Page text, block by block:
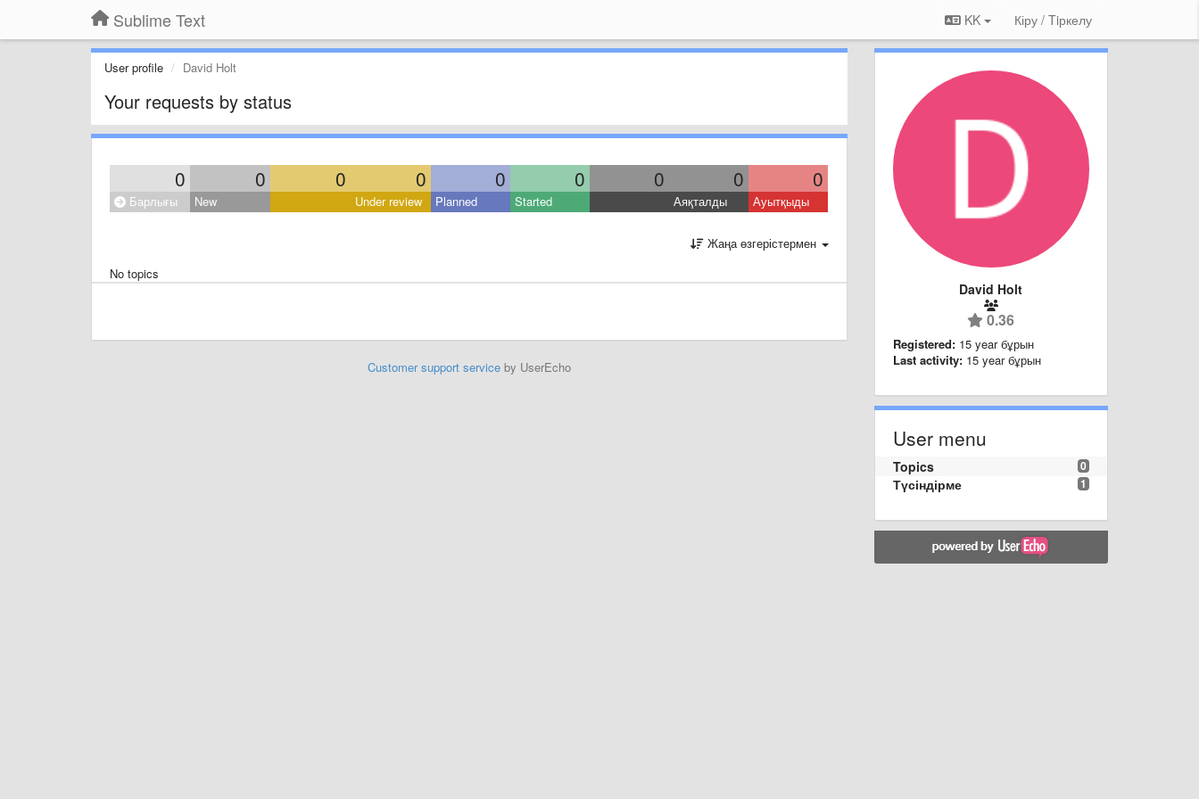
Sublime Text KK Кіру / Tiркелу
User profile David Holt
Your requests by status
0 0 0 0 0 0 0 0 0
Барлығы New Under review Planned Started Аяқталды Ауытқыды
Жаңа өзгерістермен
No topics
Customer support serviceby UserEcho
David Holt
0.36
Registered: 15 year бұрын
Last activity: 15 year бұрын
User menu
0
Topics
1
Түсіндірме